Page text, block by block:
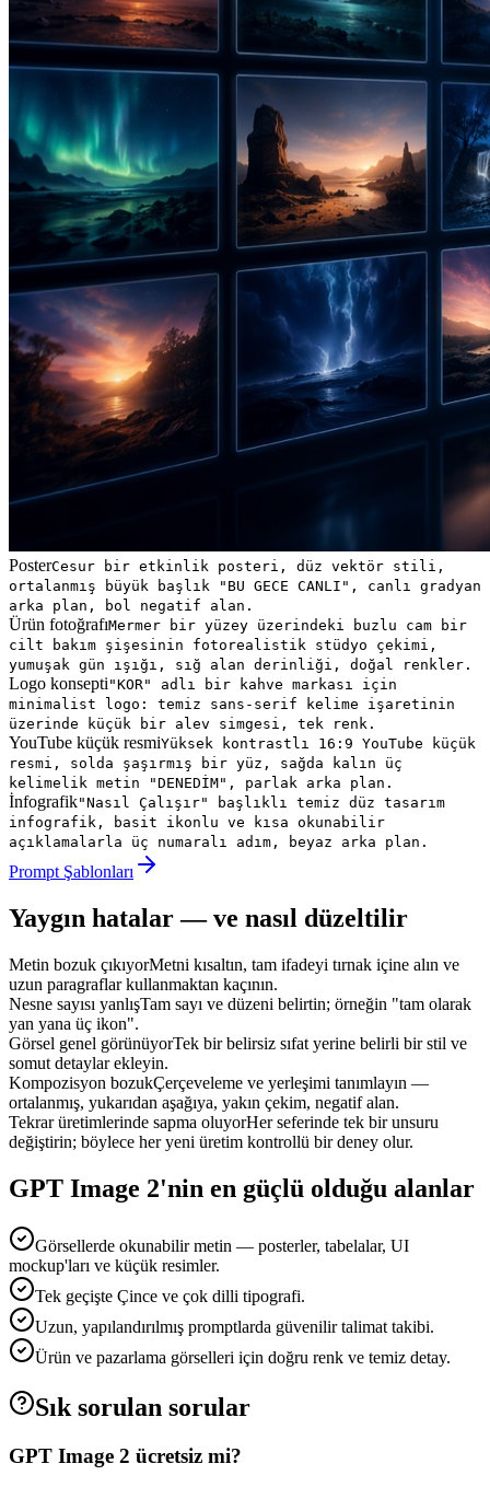
PosterCesur bir etkinlik posteri, düz vektör stili,
ortalanmış büyük başlık "BU GECE CANLI", canlı gradyan
arka plan, bol negatif alan.
Ürün fotoğrafıMermer bir yüzey üzerindeki buzlu cam bir
cilt bakım şişesinin fotorealistik stüdyo çekimi,
yumuşak gün ışığı, sığ alan derinliği, doğal renkler.
Logo konsepti "KOR" adlı bir kahve markası için
minimalist logo: temiz sans-serif kelime işaretinin
üzerinde küçük bir alev simgesi, tek renk.
YouTube küçük resmiYüksek kontrastlı 16:9 YouTube küçük
resmi, solda şaşırmış bir yüz, sağda kalın üç
kelimelik metin "DENEDİM", parlak arka plan.
İnfografik"Nasıl Çalışır" başlıklı temiz düz tasarım
infografik, basit ikonlu ve kısa okunabilir
açıklamalarla üç numaralı adım, beyaz arka plan.
Prompt Şablonları
Yaygın hatalar — ve nasıl düzeltilir
Metin bozuk çıkıyorMetni kısaltın, tam ifadeyi tırnak içine alın ve
uzun paragraflar kullanmaktan kaçının.
Nesne sayısı yanlışTam sayı ve düzeni belirtin; örneğin "tam olarak
yan yana üç ikon".
Görsel genel görünüyorTek bir belirsiz sıfat yerine belirli bir stil ve
somut detaylar ekleyin.
Kompozisyon bozukÇerçeveleme ve yerleşimi tanımlayın —
ortalanmış, yukarıdan aşağıya, yakın çekim, negatif alan.
Tekrar üretimlerinde sapma oluyorHer seferinde tek bir unsuru
değiştirin; böylece her yeni üretim kontrollü bir deney olur.
GPT Image 2'nin en güçlü olduğu alanlar
Görsellerde okunabilir metin — posterler, tabelalar, UI
mockup'ları ve küçük resimler.
Tek geçişte Çince ve çok dilli tipografi.
Uzun, yapılandırılmış promptlarda güvenilir talimat takibi.
Ürün ve pazarlama görselleri için doğru renk ve temiz detay.
Sık sorulan sorular
GPT Image 2 ücretsiz mi?